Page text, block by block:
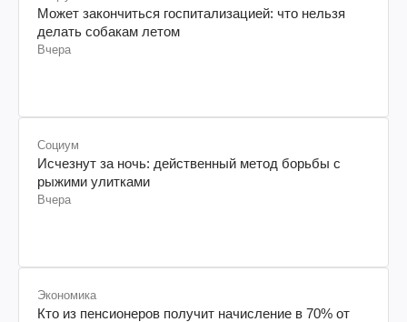
Может закончиться госпитализацией: что нельзя
делать собакам летом
Вчера
Социум
Исчезнут за ночь: действенный метод борьбы с
рыжими улитками
Вчера
Экономика
Кто из пенсионеров получит начисление в 70% от